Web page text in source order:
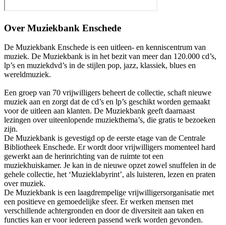
Over Muziekbank Enschede
De Muziekbank Enschede is een uitleen- en kenniscentrum van
muziek. De Muziekbank is in het bezit van meer dan 120.000 cd’s,
lp’s en muziekdvd’s in de stijlen pop, jazz, klassiek, blues en
wereldmuziek.
Een groep van 70 vrijwilligers beheert de collectie, schaft nieuwe
muziek aan en zorgt dat de cd’s en lp’s geschikt worden gemaakt
voor de uitleen aan klanten. De Muziekbank geeft daarnaast
lezingen over uiteenlopende muziekthema’s, die gratis te bezoeken
zijn.
De Muziekbank is gevestigd op de eerste etage van de Centrale
Bibliotheek Enschede. Er wordt door vrijwilligers momenteel hard
gewerkt aan de herinrichting van de ruimte tot een
muziekhuiskamer. Je kan in de nieuwe opzet zowel snuffelen in de
gehele collectie, het ‘Muzieklabyrint’, als luisteren, lezen en praten
over muziek.
De Muziekbank is een laagdrempelige vrijwilligersorganisatie met
een positieve en gemoedelijke sfeer. Er werken mensen met
verschillende achtergronden en door de diversiteit aan taken en
functies kan er voor iedereen passend werk worden gevonden.